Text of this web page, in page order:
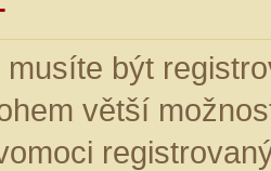
být
větší